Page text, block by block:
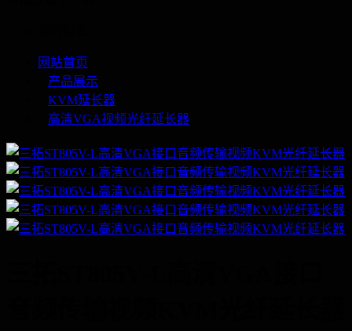
网站首页
产品展示
KVM延长器
高清VGA视频光纤延长器